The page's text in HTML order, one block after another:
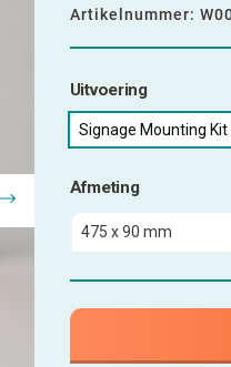
Artikelnummer:
Uitvoering
Signage Mounting Kit
Afmeting